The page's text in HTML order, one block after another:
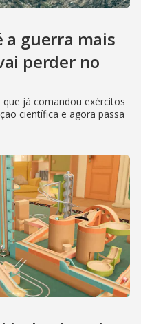
a guerra mais
perder no
que já comandou exércitos
científica e agora passa